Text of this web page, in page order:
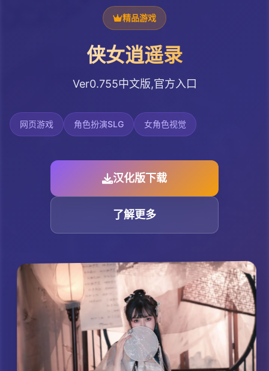
精品游戏
侠女逍遥录
Ver0.755中文版,官方入口
网页游戏 角色扮演SLG 女角色视觉
汉化版下载
了解更多